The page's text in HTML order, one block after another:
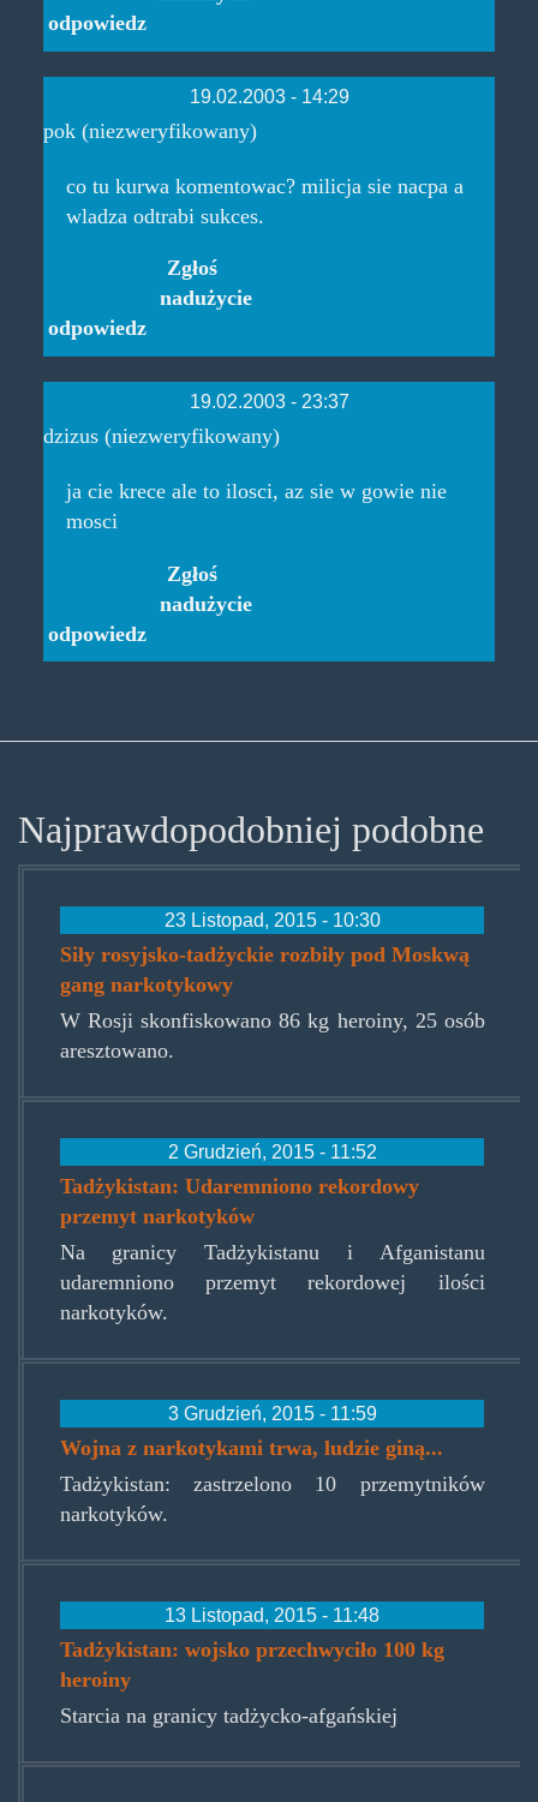
odpowiedz
19.02.2003 - 14:29
pok (niezweryfikowany)
co tu kurwa komentowac? milicja sie nacpa a
wladza odtrabi sukces.
odpowiedz
Zgłoś
nadużycie
19.02.2003 - 23:37
dzizus (niezweryfikowany)
ja cie krece ale to ilosci, az sie w gowie nie
mosci
odpowiedz
Zgłoś
nadużycie
Najprawdopodobniej podobne
23 Listopad, 2015 - 10:30
Siły rosyjsko-tadżyckie rozbiły pod Moskwą
gang narkotykowy
W Rosji skonfiskowano 86 kg heroiny, 25 osób
aresztowano.
2 Grudzień, 2015 - 11:52
Tadżykistan: Udaremniono rekordowy
przemyt narkotyków
Na granicy Tadżykistanu i Afganistanu
udaremniono przemyt rekordowej ilości
narkotyków.
3 Grudzień, 2015 - 11:59
Wojna z narkotykami trwa, ludzie giną...
Tadżykistan: zastrzelono 10 przemytników
narkotyków.
13 Listopad, 2015 - 11:48
Tadżykistan: wojsko przechwyciło 100 kg
heroiny
Starcia na granicy tadżycko-afgańskiej